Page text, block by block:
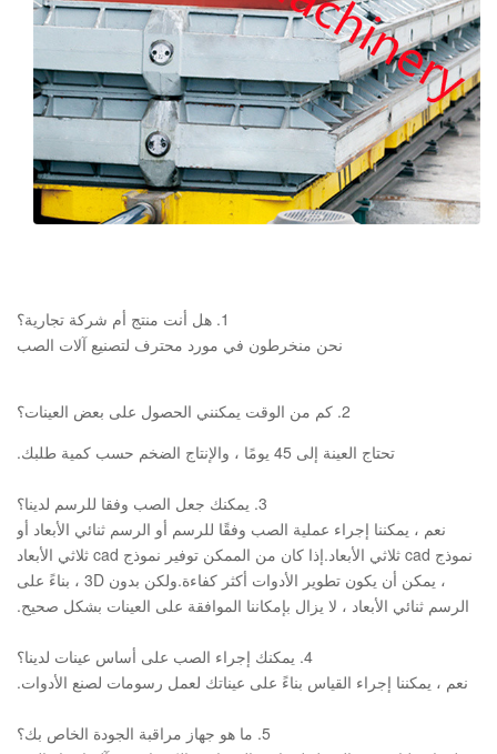
1. هل أنت منتج أم شركة تجارية؟
نحن منخرطون في مورد محترف لتصنيع آلات الصب
2. كم من الوقت يمكنني الحصول على بعض العينات؟
تحتاج العينة إلى 45 يومًا ، والإنتاج الضخم حسب كمية طلبك.
3. يمكنك جعل الصب وفقا للرسم لدينا؟
نعم ، يمكننا إجراء عملية الصب وفقًا للرسم أو الرسم ثنائي الأبعاد أو
نموذج cad ثلاثي الأبعاد.إذا كان من الممكن توفير نموذج cad ثلاثي الأبعاد
، يمكن أن يكون تطوير الأدوات أكثر كفاءة.ولكن بدون 3D ، بناءً على
الرسم ثنائي الأبعاد ، لا يزال بإمكاننا الموافقة على العينات بشكل صحيح.
4. يمكنك إجراء الصب على أساس عينات لدينا؟
نعم ، يمكننا إجراء القياس بناءً على عيناتك لعمل رسومات لصنع الأدوات.
5. ما هو جهاز مراقبة الجودة الخاص بك؟